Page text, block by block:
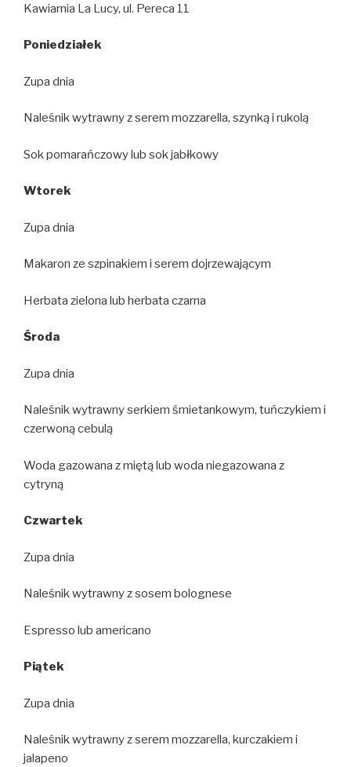
Kawiarnia La Lucy, ul. Pereca 11
Poniedziałek
Zupa dnia
Naleśnik wytrawny z serem mozzarella, szynką i rukolą
Sok pomarańczowy lub sok jabłkowy
Wtorek
Zupa dnia
Makaron ze szpinakiem i serem dojrzewającym
Herbata zielona lub herbata czarna
Środa
Zupa dnia
Naleśnik wytrawny serkiem śmietankowym, tuńczykiem i
czerwoną cebulą
Woda gazowana z miętą lub woda niegazowana z
cytryną
Czwartek
Zupa dnia
Naleśnik wytrawny z sosem bolognese
Espresso lub americano
Piątek
Zupa dnia
Naleśnik wytrawny z serem mozzarella, kurczakiem i
jalapeno